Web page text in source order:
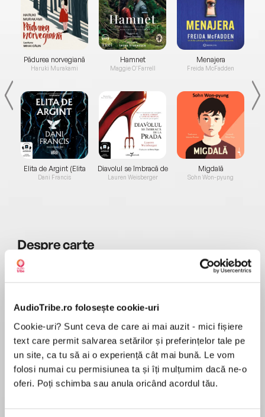
AudioTribe.ro folosește cookie-uri
Cookie-uri? Sunt ceva de care ai mai auzit - mici fișiere
text care permit salvarea setărilor și preferințelor tale pe
un site, ca tu să ai o experiență cât mai bună. Le vom
folosi numai cu permisiunea ta și îți mulțumim dacă ne-o
oferi. Poți schimba sau anula oricând acordul tău.
Pădurea norvegiană
Haruki Murakami
Elita de Argint (Elita
de...
Dani Francis
Hamnet
Maggie O'Farrell
Diavolul se îmbracă de
la...
Lauren Weisberger
Menajera
Freida McFadden
Migdală
Sohn Won-pyung
Desprecarte
How far will a man go in the name of revenge,
Far from familiar seas, Captain Jack Aubrey and
his crew must test themselves to the very limits
of human endurance.
Following a daring rescue, Jack Aubrey accepts
a new command and a new commission to a
MAI MULT
În acest moment nu există recenzii
pentru această carte